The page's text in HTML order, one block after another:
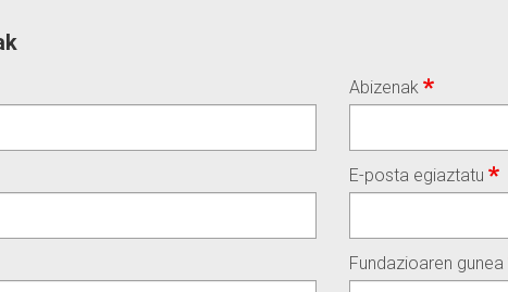
Abizenak
E-posta egiaztatu
Fundazioaren gunea